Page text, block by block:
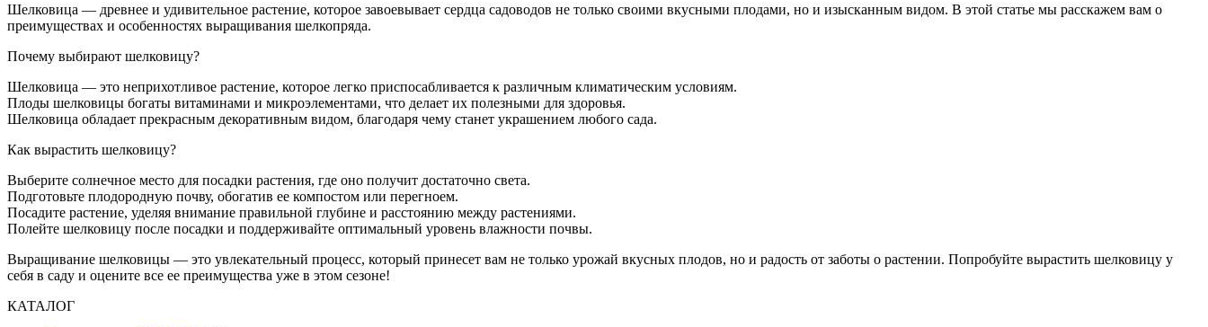
Шелковица — древнее и удивительное растение, которое завоевывает сердца садоводов не только своими вкусными плодами, но и изысканным видом. В этой статье мы расскажем вам о
преимуществах и особенностях выращивания шелкопряда.
Почему выбирают шелковицу?
Шелковица — это неприхотливое растение, которое легко приспосабливается к различным климатическим условиям.
Плоды шелковицы богаты витаминами и микроэлементами, что делает их полезными для здоровья.
Шелковица обладает прекрасным декоративным видом, благодаря чему станет украшением любого сада.
Как вырастить шелковицу?
Выберите солнечное место для посадки растения, где оно получит достаточно света.
Подготовьте плодородную почву, обогатив ее компостом или перегноем.
Посадите растение, уделяя внимание правильной глубине и расстоянию между растениями.
Полейте шелковицу после посадки и поддерживайте оптимальный уровень влажности почвы.
Выращивание шелковицы — это увлекательный процесс, который принесет вам не только урожай вкусных плодов, но и радость от заботы о растении. Попробуйте вырастить шелковицу у
себя в саду и оцените все ее преимущества уже в этом сезоне!
КАТАЛОГ